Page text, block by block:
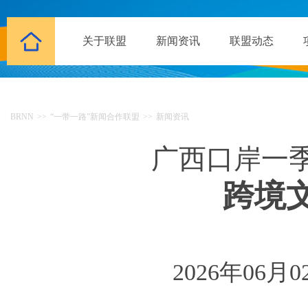
关于联盟 新闻资讯 联盟动态
BRNN >> “一带一路”新闻合作联盟 >> 新闻资讯
广西口岸一
跨境
2026年06月